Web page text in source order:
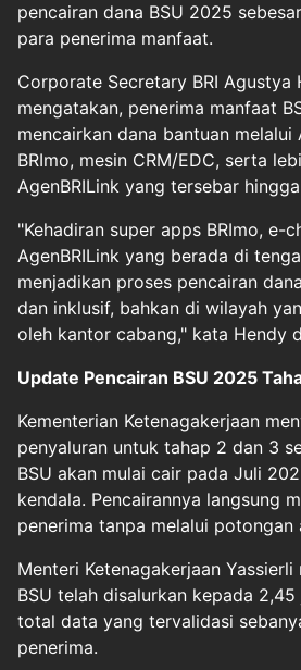
pencairan dana BSU 2025
para penerima manfaat.
Corporate Secretary BRI Agustya
mengatakan, penerima manfaat
mencairkan dana bantuan melalui
BRImo, mesin CRM/EDC, serta
AgenBRILink yang tersebar
"Kehadiran super apps BRImo, e-
AgenBRILink yang berada di
menjadikan proses pencairan
dan inklusif, bahkan di wilayah
oleh kantor cabang," kata Hendy
Update Pencairan BSU 2025
Kementerian Ketenagakerjaan
penyaluran untuk tahap 2 dan 3
BSU akan mulai cair pada Juli
kendala. Pencairannya langsung
penerima tanpa melalui potongan
Menteri Ketenagakerjaan
BSU telah disalurkan kepada
total data yang tervalidasi
penerima.